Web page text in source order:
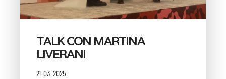
TALK CON MARTINA
LIVERANI
21-03-2025